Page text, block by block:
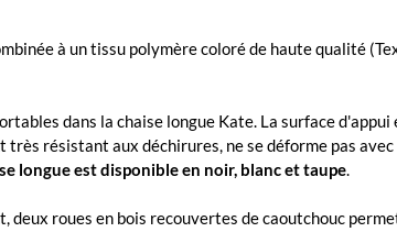
à un tissu polymère coloré de haute qualité
dans la chaise longue Kate. La surface
résistant aux déchirures, ne se déforme pas
longue est disponible en noir, blanc et taupe.
deux roues en bois recouvertes de caoutchouc